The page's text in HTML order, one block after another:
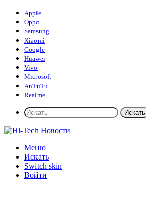
Apple
Oppo
Samsung
Xiaomi
Google
Huawei
Vivo
Microsoft
AnTuTu
Realme
Искать
Меню
Искать
Switch skin
Войти